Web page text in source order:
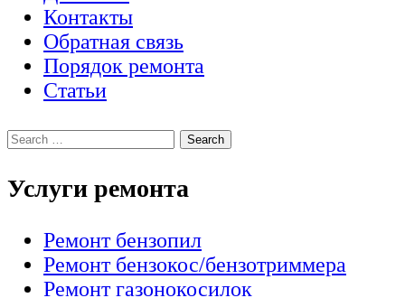
Контакты
Обратная связь
Порядок ремонта
Статьи
Услуги ремонта
Ремонт бензопил
Ремонт бензокос/бензотриммера
Ремонт газонокосилок